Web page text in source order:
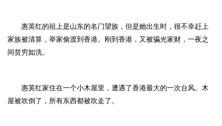
惠英红的祖上是山东的名门望族，但是她出生时，很不幸赶上
家族被清算，举家偷渡到香港。刚到香港，又被骗光家财，一夜之
间贫穷如洗。
惠英红家住在一个小木屋里，遭遇了香港最大的一次台风。木
屋被吹倒了，所有东西都被吹走了。